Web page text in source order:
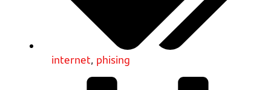
internet, phising